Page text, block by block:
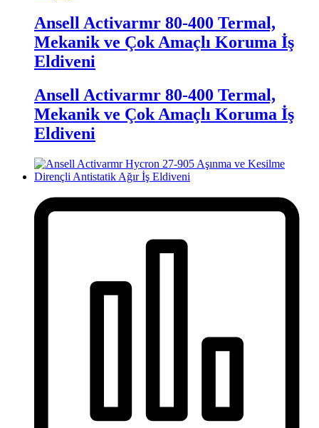
Ansell Activarmr 80-400 Termal,
Mekanik ve Çok Amaçlı Koruma İş
Eldiveni
Ansell Activarmr 80-400 Termal,
Mekanik ve Çok Amaçlı Koruma İş
Eldiveni